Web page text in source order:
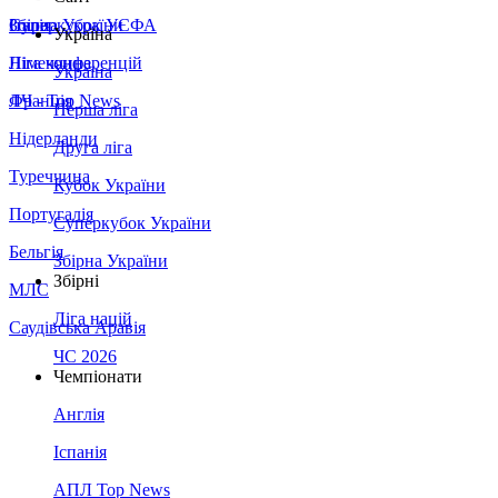
Збірна України
Італія
Німеччина
Франція
Нідерланди
Туреччина
Португалія
Бельгія
МЛС
Саудівська Аравія
Суперкубок УЄФА
Ліга конференцій
ЛЧ - Top News
Україна
Україна
Перша ліга
Друга ліга
Кубок України
Суперкубок України
Збірна України
Збірні
Ліга націй
ЧС 2026
Чемпіонати
Англія
Іспанія
АПЛ Top News